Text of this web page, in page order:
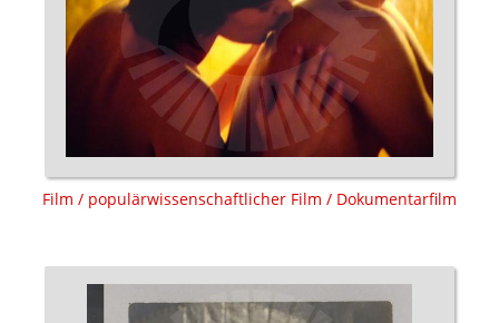
Film / populärwissenschaftlicher Film / Dokumentarfilm